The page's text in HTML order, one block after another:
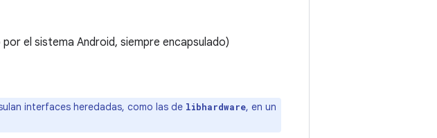
el sistema Android, siempre encapsulado)
interfaces heredadas, como las de libhardware, en un